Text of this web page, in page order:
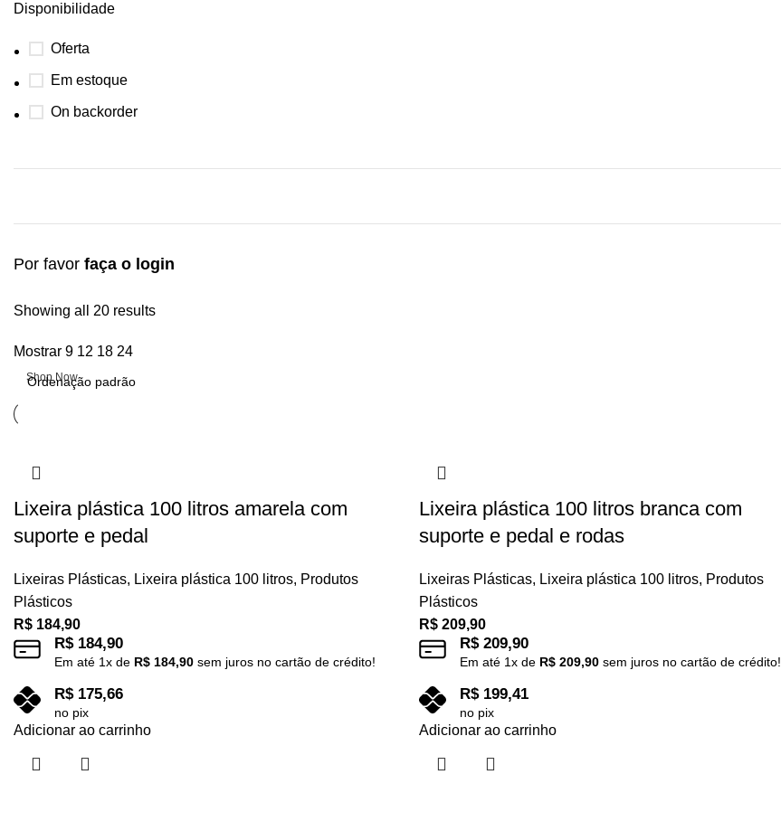
Disponibilidade
Oferta
Em estoque
On backorder
Por favor faça o login
Upholstered chair
Discount 10%
Shop Now
Showing all 20 results
Mostrar 9 12 18 24
Lixeira plástica 100 litros amarela com
suporte e pedal
Lixeiras Plásticas, Lixeira plástica 100 litros, Produtos
Plásticos
R$ 184,90
R$184,90
Em até 1x de R$ 184,90 sem juros no cartão de crédito!
R$175,66
no pix
Adicionar ao carrinho
Lixeira plástica 100 litros branca com
suporte e pedal e rodas
Lixeiras Plásticas, Lixeira plástica 100 litros, Produtos
Plásticos
R$ 209,90
R$209,90
Em até 1x de R$ 209,90 sem juros no cartão de crédito!
R$199,41
no pix
Adicionar ao carrinho